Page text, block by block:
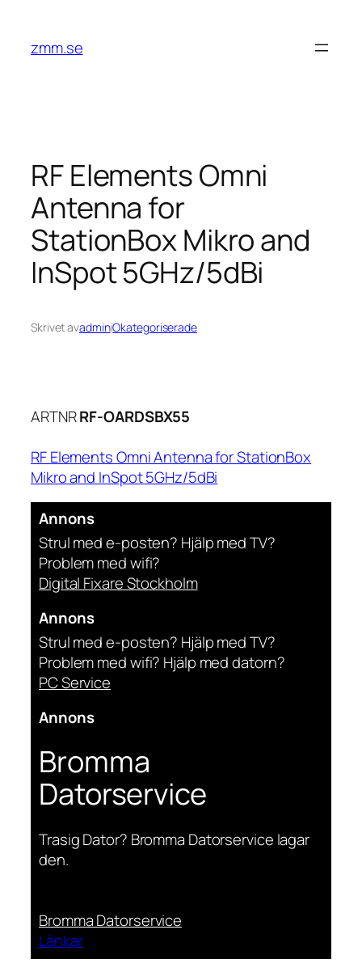
innehåll
zmm.se
RF Elements Omni
Antenna for
StationBox Mikro and
InSpot 5GHz/5dBi
Skrivet avadminiOkategoriserade
ARTNRRF-OARDSBX55
RF Elements Omni Antenna for StationBox
Mikro and InSpot 5GHz/5dBi
Annons
Strul med e-posten? Hjälp med TV?
Problem med wifi?
Digital Fixare Stockholm
Annons
Strul med e-posten? Hjälp med TV?
Problem med wifi? Hjälp med datorn?
PC Service
Annons
Bromma
Datorservice
Trasig Dator? Bromma Datorservice lagar
den.
Bromma Datorservice
Länkar